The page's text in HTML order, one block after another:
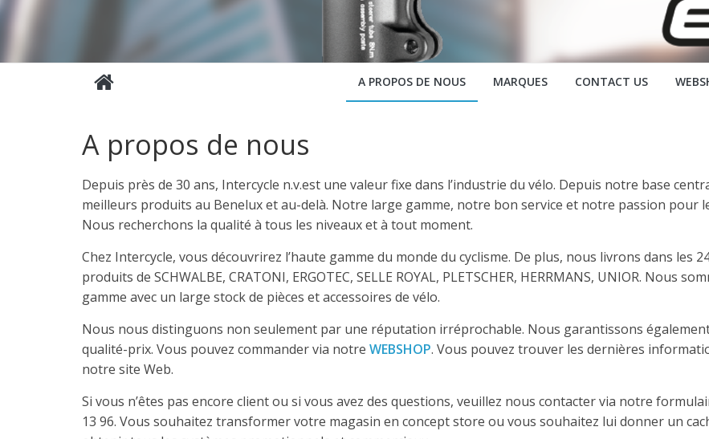
A PROPOS DE NOUS MARQUES CONTACT US
A propos de nous
Depuis près de 30 ans, Intercycle n.v.est une valeur fixe dans l’industrie du vélo. Depuis notre base
meilleurs produits au Benelux et au-delà. Notre large gamme, notre bon service et notre passion pour
Nous recherchons la qualité à tous les niveaux et à tout moment.
Chez Intercycle, vous découvrirez l’haute gamme du monde du cyclisme. De plus, nous livrons dans les
produits de SCHWALBE, CRATONI, ERGOTEC, SELLE ROYAL, PLETSCHER, HERRMANS, UNIOR. Nous
gamme avec un large stock de pièces et accessoires de vélo.
Nous nous distinguons non seulement par une réputation irréprochable. Nous garantissons
qualité-prix. Vous pouvez commander via notre WEBSHOP. Vous pouvez trouver les dernières
notre site Web.
Si vous n’êtes pas encore client ou si vous avez des questions, veuillez nous contacter via notre
13 96. Vous souhaitez transformer votre magasin en concept store ou vous souhaitez lui donner un